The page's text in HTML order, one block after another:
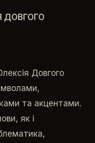
ДОВГОГО
Довгого
та акцентами.
як і